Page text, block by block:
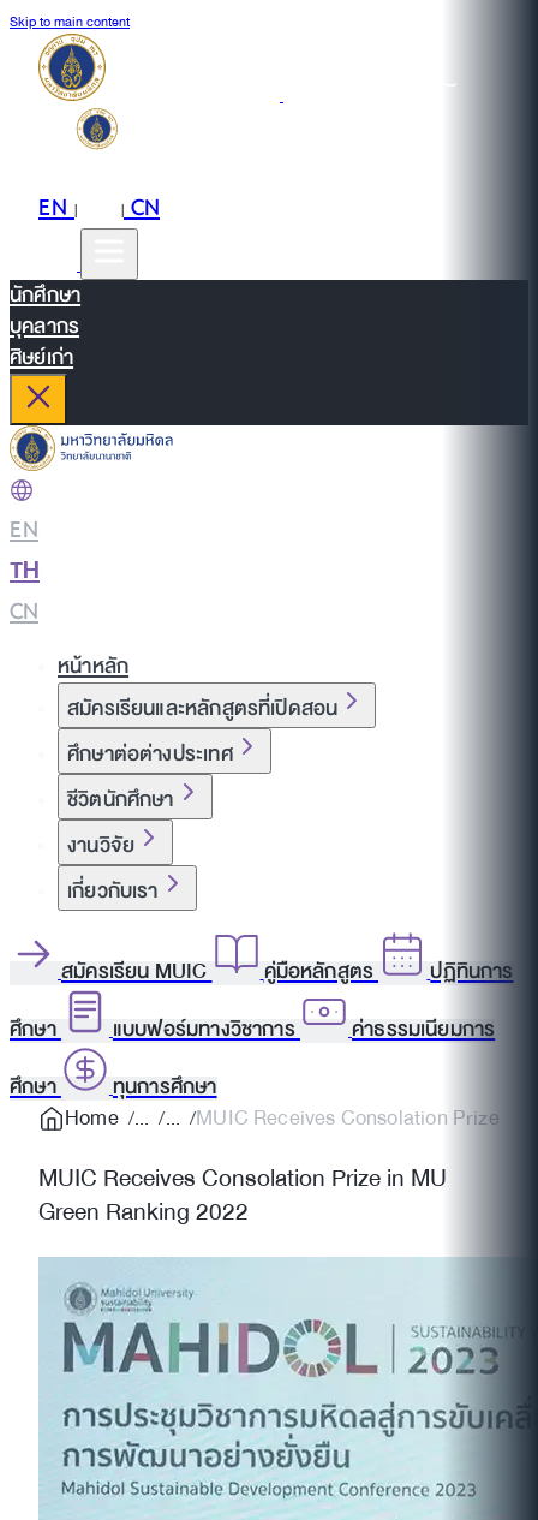
Skip to main content
EN| |CN
นักศึกษา
บุคลากร
ศิษย์เก่า
EN
TH
CN
หน้าหลัก
สมัครเรียนและหลักสูตรที่เปิดสอน
ศึกษาต่อต่างประเทศ
ชีวิตนักศึกษา
งานวิจัย
เกี่ยวกับเรา
สมัครเรียน MUIC คู่มือหลักสูตร
ปฏิทินการ
ศึกษา
แบบฟอร์มทางวิชาการ
ค่าธรรมเนียมการ
ศึกษา
ทุนการศึกษา
Home
MUIC Receives Consolation Prize in
MUIC Receives Consolation Prize in MU
Green Ranking 2022